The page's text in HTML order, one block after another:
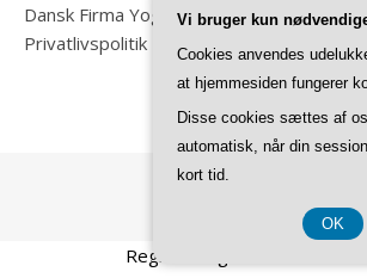
Dansk Firma Yoga
Privatlivspolitik
Registreringsnummer 37 40
Vi bruger kun
Cookies anvendes
at hjemmesiden fungerer
Disse cookies sættes af
automatisk, når din
kort tid.
OK